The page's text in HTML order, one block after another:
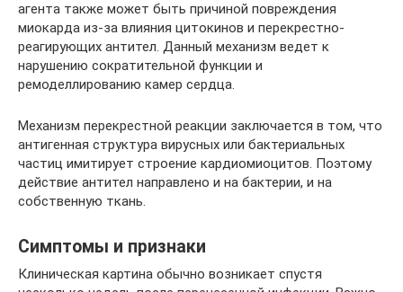
агента также может быть причиной повреждения
миокарда из-за влияния цитокинов и перекрестно-
реагирующих антител. Данный механизм ведет к
нарушению сократительной функции и
ремоделлированию камер сердца.
Механизм перекрестной реакции заключается в том, что
антигенная структура вирусных или бактериальных
частиц имитирует строение кардиомиоцитов. Поэтому
действие антител направлено и на бактерии, и на
собственную ткань.
Симптомы и признаки
Клиническая картина обычно возникает спустя